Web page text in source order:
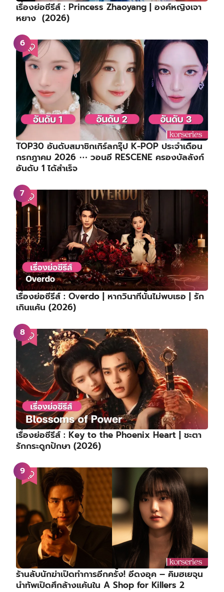
เรื่องย่อซีรีส์ : Princess Zhaoyang | องค์หญิงเจา
หยาง (2026)
TOP30 อันดับสมาชิกเกิร์ลกรุ๊ป K-POP ประจำเดือน
กรกฎาคม 2026 ⋯ วอนอี RESCENE ครองบัลลังก์
อันดับ 1 ได้สำเร็จ
เรื่องย่อซีรีส์ : Overdo | หากวินาทีนั้นไม่พบเธอ | รัก
เกินแค้น (2026)
เรื่องย่อซีรีส์ : Key to the Phoenix Heart | ชะตา
รักกระดูกปักษา (2026)
ร้านลับนักฆ่าเปิดทำการอีกครั้ง! อีดงอุค – คิมฮเยจุน
นำทัพเปิดศึกล้างแค้นใน A Shop for Killers 2